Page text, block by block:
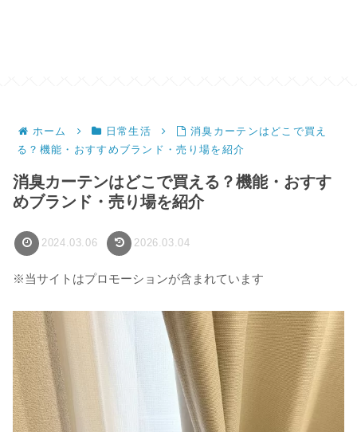
ホーム 日常生活
消臭カーテンはどこで買え
る？機能・おすすめブランド・売り場を紹介
消臭カーテンはどこで買える？機能・おすす
めブランド・売り場を紹介
2024.03.06 2026.03.04
※当サイトはプロモーションが含まれています